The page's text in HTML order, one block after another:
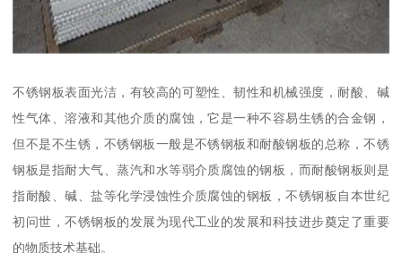
不锈钢板表面光洁，有较高的可塑性、韧性和机械强度，耐酸、碱
性气体、溶液和其他介质的腐蚀，它是一种不容易生锈的合金钢，
但不是不生锈，不锈钢板一般是不锈钢板和耐酸钢板的总称，不锈
钢板是指耐大气、蒸汽和水等弱介质腐蚀的钢板，而耐酸钢板则是
指耐酸、碱、盐等化学浸蚀性介质腐蚀的钢板，不锈钢板自本世纪
初问世，不锈钢板的发展为现代工业的发展和科技进步奠定了重要
的物质技术基础。